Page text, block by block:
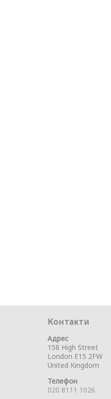
Контакти
Адрес
158 High Street
London E15 2FW
United Kingdom
Телефон
020 8111 1026